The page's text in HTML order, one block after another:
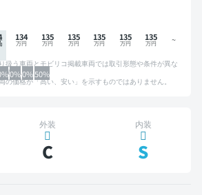
0%0%50%
134 135 135 135 135 135
扱う車両とモビリコ掲載車両では取引形態や条件が異な
です。
の価格が「高い、安い」を示すものではありません。
外装
C
内装
S